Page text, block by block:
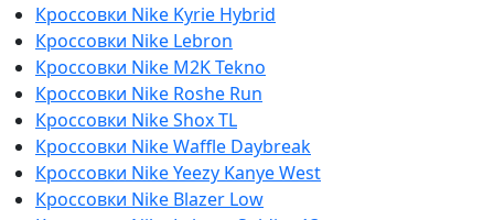
Кроссовки Nike Kyrie Hybrid
Кроссовки Nike Lebron
Кроссовки Nike M2K Tekno
Кроссовки Nike Roshe Run
Кроссовки Nike Shox TL
Кроссовки Nike Waffle Daybreak
Кроссовки Nike Yeezy Kanye West
Кроссовки Nike Blazer Low